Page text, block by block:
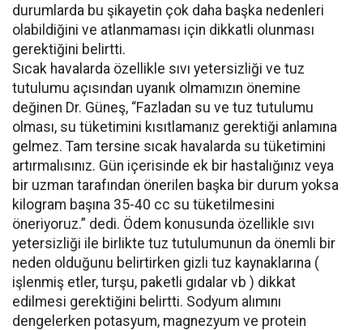
durumlarda bu şikayetin çok daha başka nedenleri
olabildiğini ve atlanmaması için dikkatli olunması
gerektiğini belirtti.
Sıcak havalarda özellikle sıvı yetersizliği ve tuz
tutulumu açısından uyanık olmamızın önemine
değinen Dr. Güneş, “Fazladan su ve tuz tutulumu
olması, su tüketimini kısıtlamanız gerektiği anlamına
gelmez. Tam tersine sıcak havalarda su tüketimini
artırmalısınız. Gün içerisinde ek bir hastalığınız veya
bir uzman tarafından önerilen başka bir durum yoksa
kilogram başına 35-40 cc su tüketilmesini
öneriyoruz.” dedi. Ödem konusunda özellikle sıvı
yetersizliği ile birlikte tuz tutulumunun da önemli bir
neden olduğunu belirtirken gizli tuz kaynaklarına (
işlenmiş etler, turşu, paketli gıdalar vb ) dikkat
edilmesi gerektiğini belirtti. Sodyum alımını
dengelerken potasyum, magnezyum ve protein